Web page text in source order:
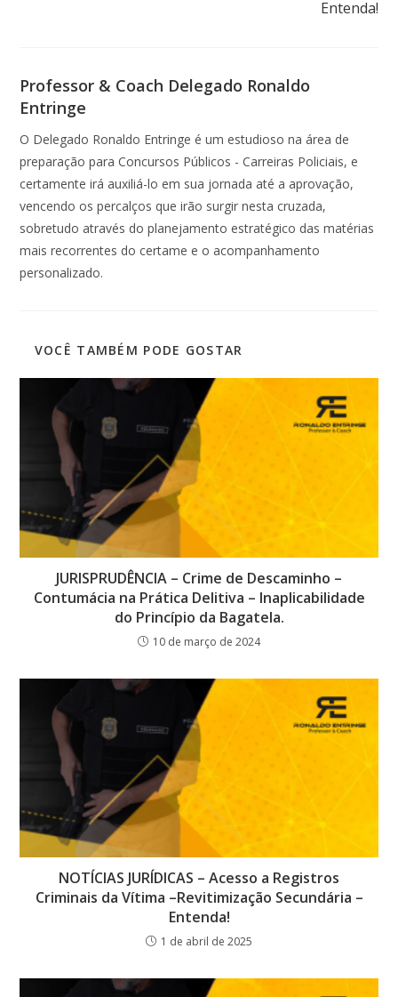
Entenda!
Professor & Coach Delegado Ronaldo
Entringe
O Delegado Ronaldo Entringe é um estudioso na área de
preparação para Concursos Públicos - Carreiras Policiais, e
certamente irá auxiliá-lo em sua jornada até a aprovação,
vencendo os percalços que irão surgir nesta cruzada,
sobretudo através do planejamento estratégico das matérias
mais recorrentes do certame e o acompanhamento
personalizado.
VOCÊ TAMBÉM PODE GOSTAR
JURISPRUDÊNCIA – Crime de Descaminho –
Contumácia na Prática Delitiva – Inaplicabilidade
do Princípio da Bagatela.
10 de março de 2024
NOTÍCIAS JURÍDICAS – Acesso a Registros
Criminais da Vítima –Revitimização Secundária –
Entenda!
1 de abril de 2025